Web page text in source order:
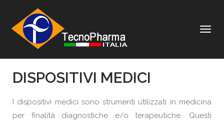
DISPOSITIVI MEDICI
I dispositivi medici sono strumenti utilizzati in medicina
per finalità diagnostiche e/o terapeutiche. Questi